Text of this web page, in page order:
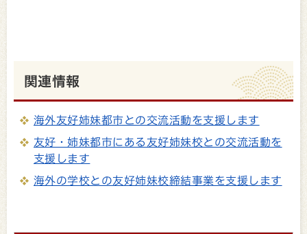
関連情報
海外友好姉妹都市との交流活動を支援します
友好・姉妹都市にある友好姉妹校との交流活動を
支援します
海外の学校との友好姉妹校締結事業を支援します